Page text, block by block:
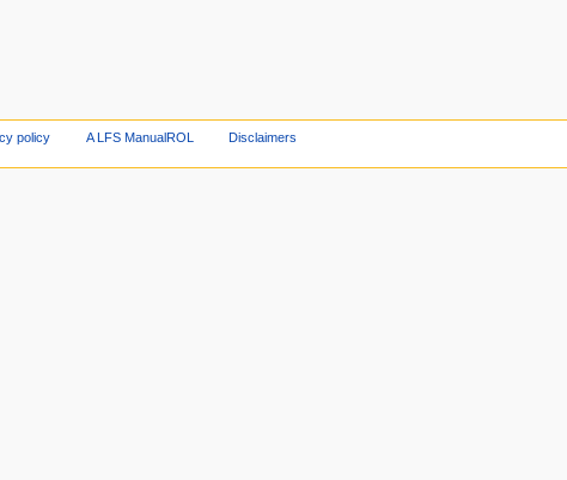
policy A LFS ManualROL Disclaimers